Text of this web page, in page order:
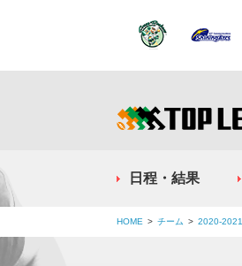
日程・結果
HOME チーム 2020-2021